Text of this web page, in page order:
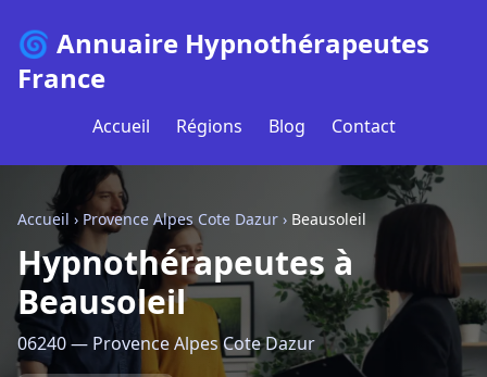
🌀 Annuaire Hypnothérapeutes
France
Accueil Régions Blog Contact
Accueil › Provence Alpes Cote Dazur › Beausoleil
Hypnothérapeutes à
Beausoleil
06240 — Provence Alpes Cote Dazur